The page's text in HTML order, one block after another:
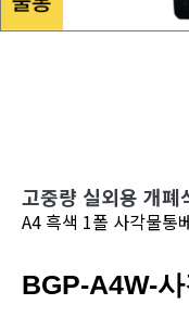
고중량 실외용 개폐
A4 흑색 1폴 사각물통
BGP-A4W-